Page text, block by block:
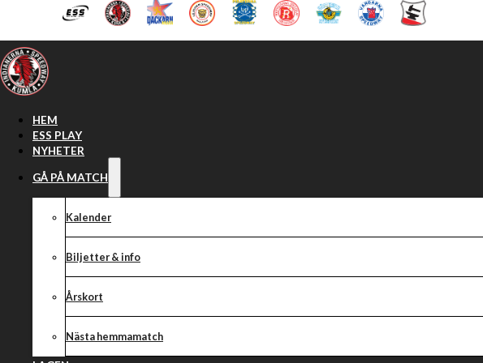
Hoppa till huvudinnehåll Hoppa till sidfot
HEM
ESS PLAY
NYHETER
GÅ PÅ MATCH
Kalender
Biljetter & info
Årskort
Nästa hemmamatch